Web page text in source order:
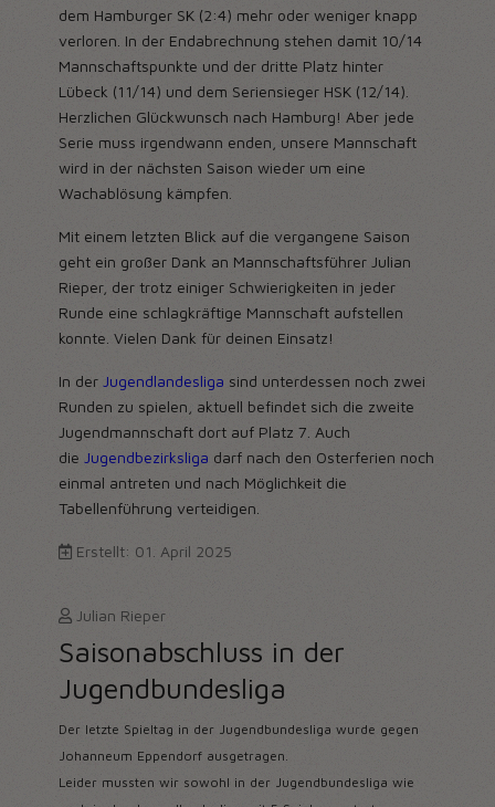
dem Hamburger SK (2:4) mehr oder weniger knapp
verloren. In der Endabrechnung stehen damit 10/14
Mannschaftspunkte und der dritte Platz hinter
Lübeck (11/14) und dem Seriensieger HSK (12/14).
Herzlichen Glückwunsch nach Hamburg! Aber jede
Serie muss irgendwann enden, unsere Mannschaft
wird in der nächsten Saison wieder um eine
Wachablösung kämpfen.
Mit einem letzten Blick auf die vergangene Saison
geht ein großer Dank an Mannschaftsführer Julian
Rieper, der trotz einiger Schwierigkeiten in jeder
Runde eine schlagkräftige Mannschaft aufstellen
konnte. Vielen Dank für deinen Einsatz!
In der Jugendlandesliga sind unterdessen noch zwei
Runden zu spielen, aktuell befindet sich die zweite
Jugendmannschaft dort auf Platz 7. Auch
die Jugendbezirksliga darf nach den Osterferien noch
einmal antreten und nach Möglichkeit die
Tabellenführung verteidigen.
Erstellt: 01. April 2025
Julian Rieper
Saisonabschluss in der
Jugendbundesliga
Der letzte Spieltag in der Jugendbundesliga wurde gegen
Johanneum Eppendorf ausgetragen.
Leider mussten wir sowohl in der Jugendbundesliga wie